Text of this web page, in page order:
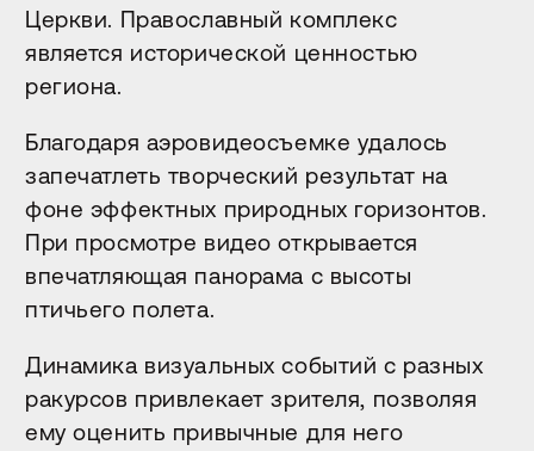
Церкви. Православный комплекс
является исторической ценностью
региона.
Благодаря аэровидеосъемке удалось
запечатлеть творческий результат на
фоне эффектных природных горизонтов.
При просмотре видео открывается
впечатляющая панорама с высоты
птичьего полета.
Динамика визуальных событий с разных
ракурсов привлекает зрителя, позволяя
ему оценить привычные для него